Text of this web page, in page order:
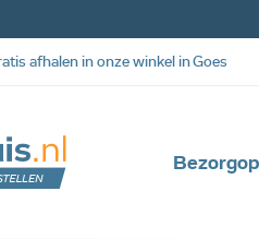
afhalen in onze winkel in Goes